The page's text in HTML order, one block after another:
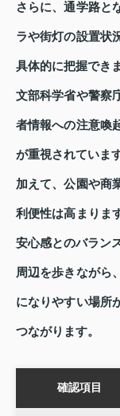
さらに、通学路と
ラや街灯の設置状
具体的に把握でき
文部科学省や警察
者情報への注意喚
が重視されています
加えて、公園や商
利便性は高まりま
安心感とのバラン
周辺を歩きながら
になりやすい場所
つながります。
確認項目